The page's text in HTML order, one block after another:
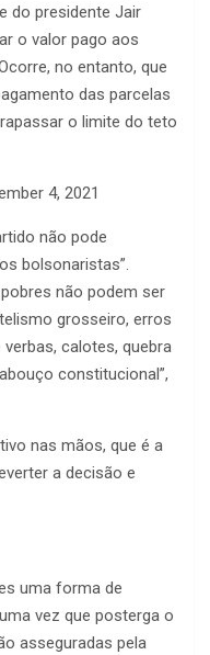
do presidente Jair
o valor pago aos
no entanto, que
das parcelas
o limite do teto
4, 2021
não pode
bolsonaristas”.
não podem ser
grosseiro, erros
calotes, quebra
constitucional”,
nas mãos, que é a
a decisão e
uma forma de
vez que posterga o
asseguradas pela